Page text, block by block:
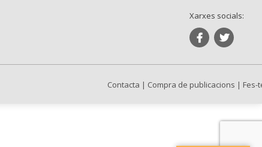
Xarxes socials:
Contacta | Compra de publicacions | Fes-